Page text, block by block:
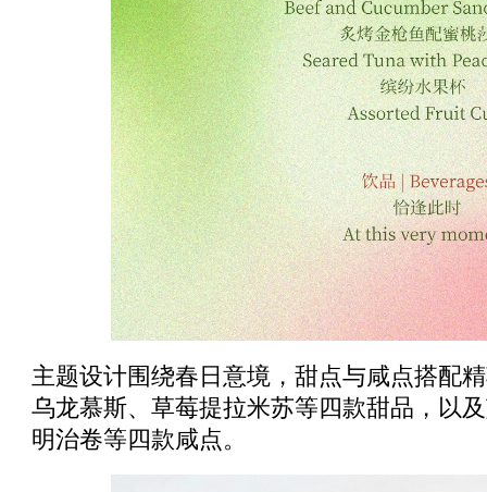
主题设计围绕春日意境，甜点与咸点搭配
乌龙慕斯、草莓提拉米苏等四款甜品，以
明治卷等四款咸点。